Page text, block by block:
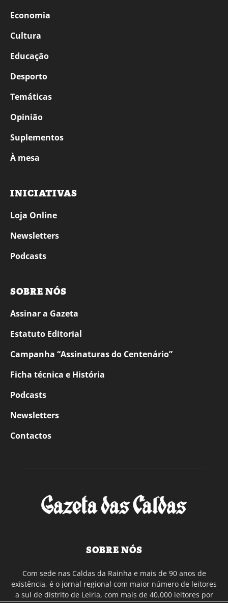
Economia
Cultura
Educação
Desporto
Temáticas
Opinião
Suplementos
À mesa
INICIATIVAS
Loja Online
Newsletters
Podcasts
SOBRE NÓS
Assinar a Gazeta
Estatuto Editorial
Campanha “Assinaturas do Centenário”
Ficha técnica e História
Podcasts
Newsletters
Contactos
SOBRE NÓS
Com sede nas Caldas da Rainha e mais de 90 anos de
existência, é o jornal regional com maior número de leitores
a sul de distrito de Leiria, com mais de 40.000 leitores por